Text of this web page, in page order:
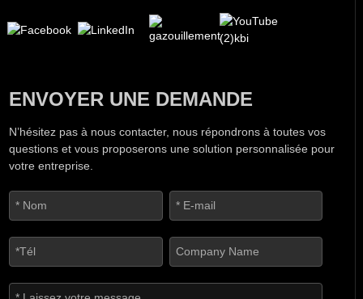
ENVOYER UNE DEMANDE
N’hésitez pas à nous contacter, nous répondrons à toutes vos
questions et vous proposerons une solution personnalisée pour
votre entreprise.